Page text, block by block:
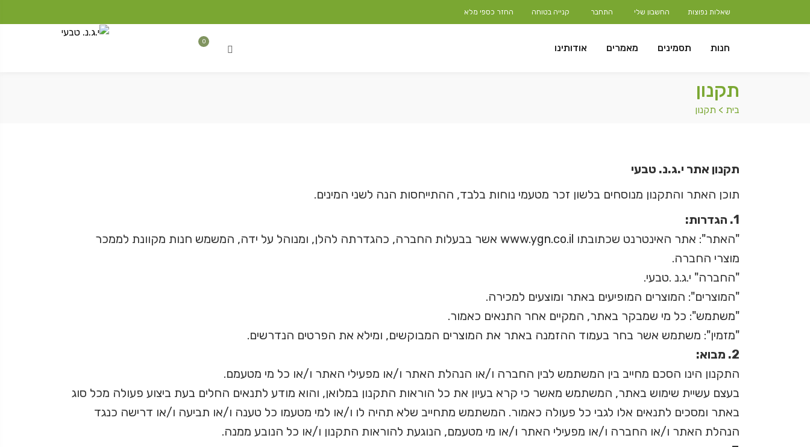
שאלות נפוצות החשבון שלי התחבר קנייה בטוחה החזר כספי מלא
חנות תסמינים מאמרים אודותינו
0
תקנון
בית > תקנון
תקנון אתר י.ג.נ. טבעי
תוכן האתר והתקנון מנוסחים בלשון זכר מטעמי נוחות בלבד, ההתייחסות הנה לשני המינים.
1. הגדרות:
"האתר": אתר האינטרנט שכתובתו www.ygn.co.il אשר בבעלות החברה, כהגדרתה להלן, ומנוהל על ידה, המשמש חנות מקוונת לממכר
מוצרי החברה.
"החברה" י.ג.נ .טבעי.
"המוצרים": המוצרים המופיעים באתר ומוצעים למכירה.
"משתמש": כל מי שמבקר באתר, המקיים אחר התנאים כאמור.
"מזמין": משתמש אשר בחר בעמוד ההזמנה באתר את המוצרים המבוקשים, ומילא את הפרטים הנדרשים.
2. מבוא:
התקנון הינו הסכם מחייב בין המשתמש לבין החברה ו/או הנהלת האתר ו/או מפעילי האתר ו/או כל מי מטעמם.
בעצם עשיית שימוש באתר, המשתמש מאשר כי קרא בעיון את כל הוראות התקנון במלואן, והוא מודע לתנאים החלים בעת ביצוע פעולה מכל סוג
באתר ומסכים לתנאים אלו לגבי כל פעולה כאמור. המשתמש מתחייב שלא תהיה לו ו/או למי מטעמו כל טענה ו/או תביעה ו/או דרישה כנגד
הנהלת האתר ו/או החברה ו/או מפעילי האתר ו/או מי מטעמם, הנוגעת להוראות התקנון ו/או כל הנובע ממנה.